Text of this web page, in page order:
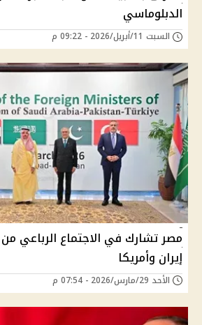
الدبلوماسي
السبت 11/أبريل/2026 - 09:22 م
مصر تشارك في الاجتماع الرباعي
إيران وأمريكا
الأحد 29/مارس/2026 - 07:54 م